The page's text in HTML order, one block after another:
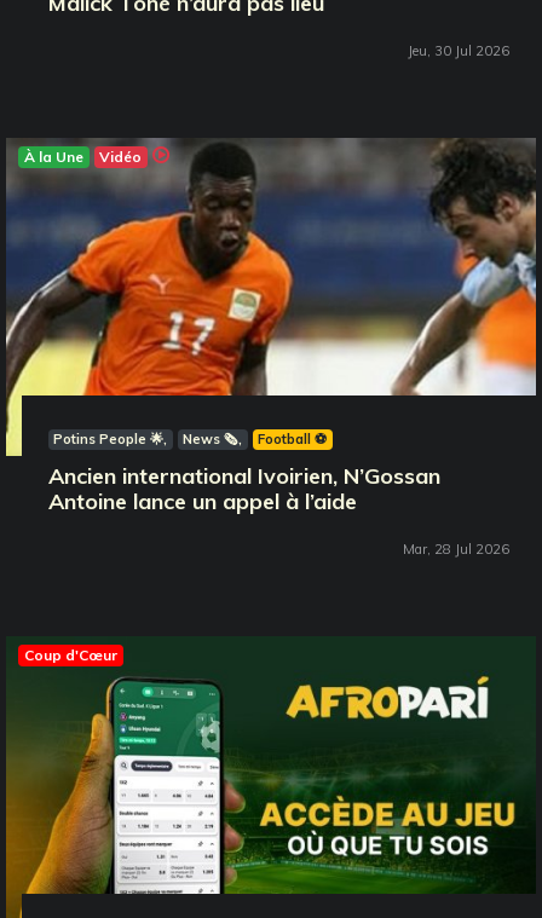
Jeu, 30 Jul 2026
À la Une Vidéo
Potins People 🌟 News 🗞️ Football ⚽️
Ancien international Ivoirien, N’Gossan
Antoine lance un appel à l’aide
Mar, 28 Jul 2026
Coup d'Cœur